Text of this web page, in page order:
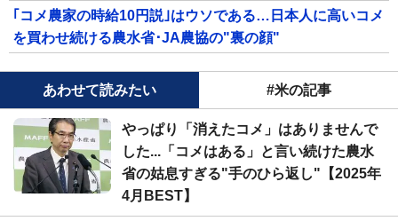
｢コメ農家の時給10円説｣はウソである…日本人に高いコメ
を買わせ続ける農水省･JA農協の"裏の顔"
あわせて読みたい #米の記事
やっぱり「消えたコメ」はありませんで
した...「コメはある」と言い続けた農水
省の姑息すぎる"手のひら返し"【2025年
4月BEST】